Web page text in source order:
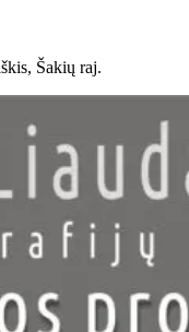
Šakių raj.